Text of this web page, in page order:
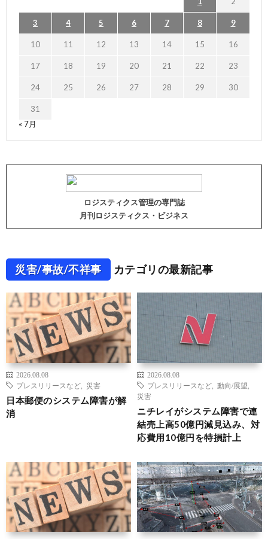
3 4 5 6 7 8 9
10 11 12 13 14 15 16
17 18 19 20 21 22 23
24 25 26 27 28 29 30
31
« 7月
ロジスティクス管理の専門誌
月刊ロジスティクス・ビジネス
災害/事故/不祥事 カテゴリの最新記事
2026.08.08
プレスリリースなど
災害
日本郵便のシステム障害が解
消
2026.08.08
プレスリリースなど
動向/展望
災害
ニチレイがシステム障害で連
結売上高50億円減見込み、対
応費用10億円を特損計上